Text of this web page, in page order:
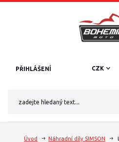
CZK
PŘIHLÁŠENÍ
Úvod Náhradní díly SIMSON